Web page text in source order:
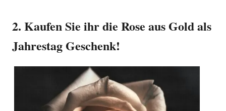
2. Kaufen Sie ihr die Rose aus Gold als
Jahrestag Geschenk!